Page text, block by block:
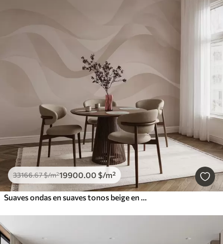
33166.67$/m²19900.00 $/m²
Suaves ondas en suaves tonos beige en estilo acuarela